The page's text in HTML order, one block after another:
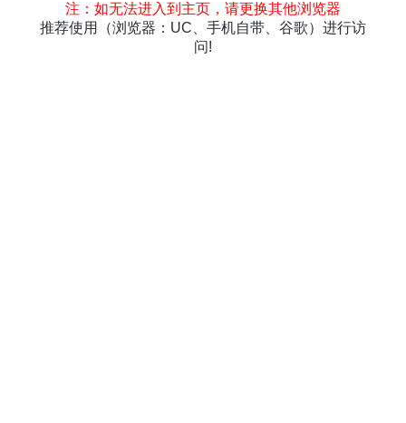
注：如无法进入到主页，请更换其他浏览器
推荐使用（浏览器：UC、手机自带、谷歌）进行访
问!